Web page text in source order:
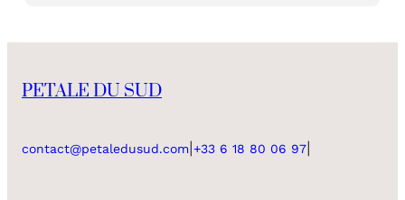
PETALE DU SUD
contact@petaledusud.com +33 6 18 80 06 97